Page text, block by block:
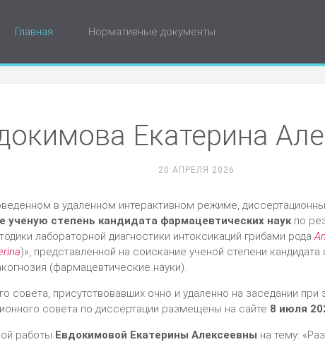
Главная Нормативные документы
Екатерина
20 АПРЕЛЯ 2026
в удаленном интерактивном режиме,
ученую степень кандидата фармацевтических наук по
лабораторной диагностики интоксикаций грибами рода
)», представленной на соискание ученой степени
(фармацевтические науки).
совета, присутствовавших очно и удаленно на заседании
совета по диссертации размещены на сайте 8 июля
работы Евдокимовой Екатерины Алексеевны на тему: